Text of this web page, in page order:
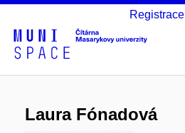
Registrace
Laura Fónadová